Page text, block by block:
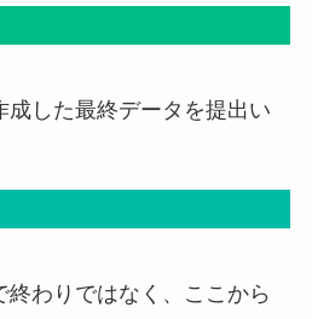
成した最終データを提出い
わりではなく、ここから